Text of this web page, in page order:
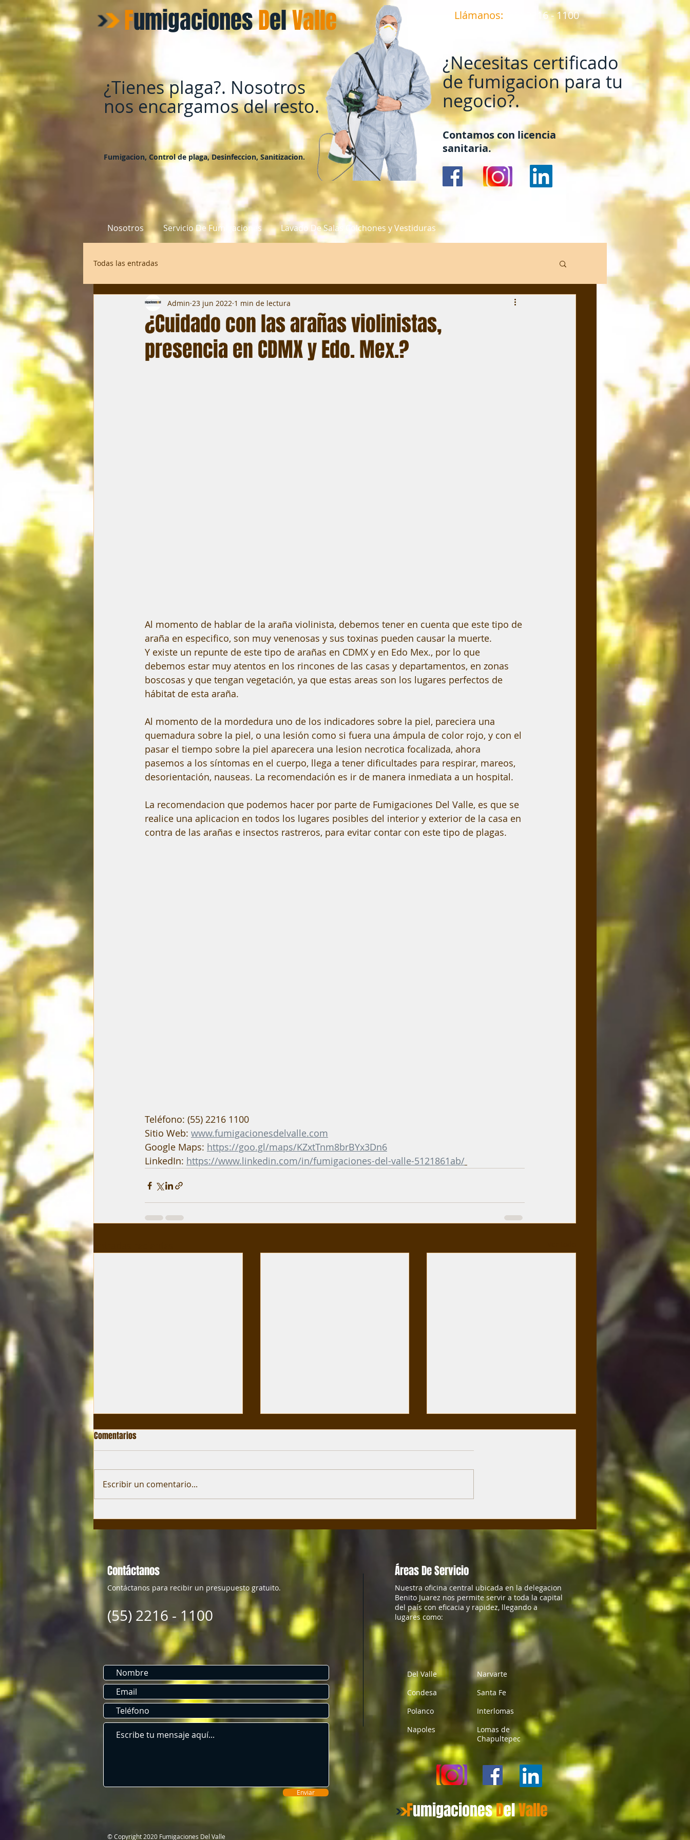
FumigacionesDel​Valle
Fumigacion, Control de plaga, Desinfeccion, Sanitizacion.
¿Tienes plaga?. Nosotros
nos encargamos del resto.
Llámanos: (55) 2216 - 1100
¿Necesitas certificado
de fumigacion para tu
negocio?.
Contamos con licencia
sanitaria.
Nosotros Servicio De Fumigaciones Lavado De Salas Colchones y Vestiduras
Todas las entradas
¿Cuidado con las arañas violinistas,
presencia en CDMX y Edo. Mex.?
Admin 23 jun 2022 1 min de lectura
Al momento de hablar de la araña violinista, debemos tener en cuenta que este tipo de
araña en especifico, son muy venenosas y sus toxinas pueden causar la muerte.
Y existe un repunte de este tipo de arañas en CDMX y en Edo Mex., por lo que
debemos estar muy atentos en los rincones de las casas y departamentos, en zonas
boscosas y que tengan vegetación, ya que estas areas son los lugares perfectos de
hábitat de esta araña.
Al momento de la mordedura uno de los indicadores sobre la piel, pareciera una
quemadura sobre la piel, o una lesión como si fuera una ámpula de color rojo, y con el
pasar el tiempo sobre la piel aparecera una lesion necrotica focalizada, ahora
pasemos a los síntomas en el cuerpo, llega a tener dificultades para respirar, mareos,
desorientación, nauseas. La recomendación es ir de manera inmediata a un hospital.
La recomendacion que podemos hacer por parte de Fumigaciones Del Valle, es que se
realice una aplicacion en todos los lugares posibles del interior y exterior de la casa en
contra de las arañas e insectos rastreros, para evitar contar con este tipo de plagas.
Teléfono: (55) 2216 1100
Sitio Web: www.fumigacionesdelvalle.com
Google Maps: https://goo.gl/maps/KZxtTnm8brBYx3Dn6
LinkedIn: https://www.linkedin.com/in/fumigaciones-del-valle-5121861ab/
¿Cucarachas grandes de
drenaje?
¿ Por que necesitamos el
certificado de fumigación para
nuestros negocios ?
¿Sera necesario realizar
fumigaciones preventivas y para
que sirven?
Comentarios
Escribir un comentario...
Contáctanos
Contáctanos para recibir un presupuesto gratuito.
(55) 2216 - 1100
Enviar
Áreas De Servicio
Nuestra oficina central ubicada en la delegacion
Benito Juarez nos permite servir a toda la capital
del país con eficacia y rapidez, llegando a
lugares como:
Del Valle
Condesa
Polanco
Napoles
Narvarte
Santa Fe
Interlomas
Lomas de
Chapultepec
FumigacionesDel​Valle
​© Copyright 2020 Fumigaciones Del Valle